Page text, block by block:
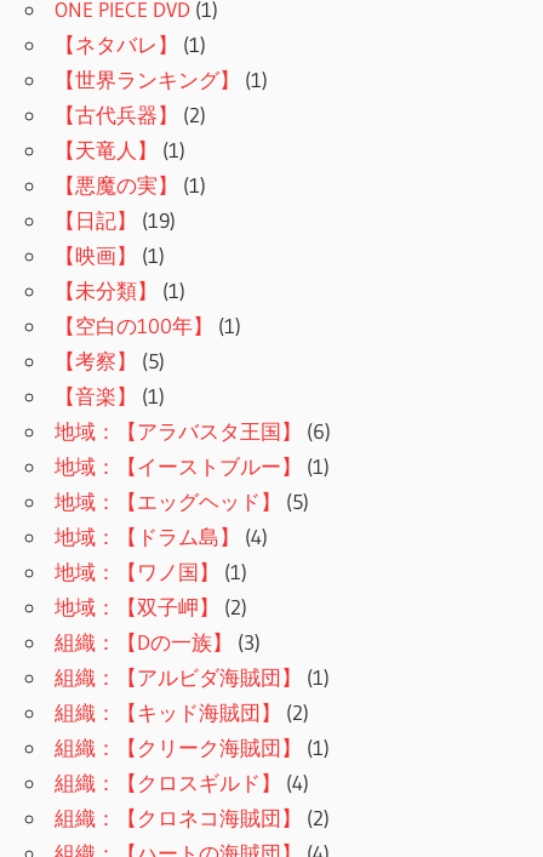
ONE PIECE DVD (1)
【ネタバレ】
(1)
【世界ランキング】
(1)
【古代兵器】
(2)
【天竜人】
(1)
【悪魔の実】
(1)
【日記】
(19)
【映画】
(1)
【未分類】
(1)
【空白の100年】
(1)
【考察】
(5)
【音楽】
(1)
地域：【アラバスタ王国】
(6)
地域：【イーストブルー】
(1)
地域：【エッグヘッド】
(5)
地域：【ドラム島】
(4)
地域：【ワノ国】
(1)
地域：【双子岬】
(2)
組織：【Dの一族】
(3)
組織：【アルビダ海賊団】
(1)
組織：【キッド海賊団】
(2)
組織：【クリーク海賊団】
(1)
組織：【クロスギルド】
(4)
組織：【クロネコ海賊団】
(2)